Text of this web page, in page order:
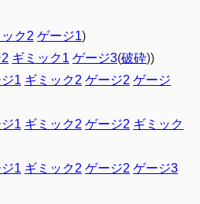
ク2 ゲージ1)
ギミック1 ゲージ3(破砕))
1 ギミック2 ゲージ2 ゲージ
1 ギミック2 ゲージ2 ギミック
1 ギミック2 ゲージ2 ゲージ3